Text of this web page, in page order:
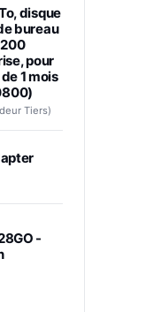
disque
bureau
200
pour
1 mois
Tiers)
-